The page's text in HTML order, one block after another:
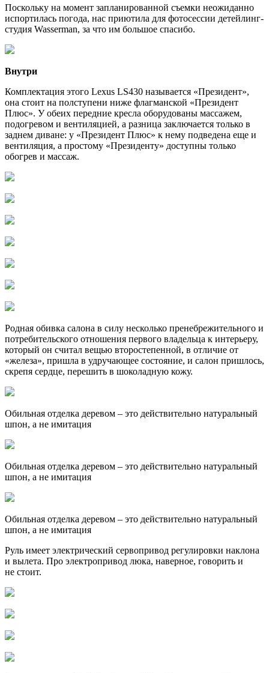
Поскольку на момент запланированной съемки неожиданно
испортилась погода, нас приютила для фотосессии детейлинг-
студия Wasserman, за что им большое спасибо.
Внутри
Комплектация этого Lexus LS430 называется «Президент»,
она стоит на полступени ниже флагманской «Президент
Плюс». У обеих передние кресла оборудованы массажем,
подогревом и вентиляцией, а разница заключается только в
заднем диване: у «Президент Плюс» к нему подведена еще и
вентиляция, а простому «Президенту» доступны только
обогрев и массаж.
Родная обивка салона в силу несколько пренебрежительного и
потребительского отношения первого владельца к интерьеру,
который он считал вещью второстепенной, в отличие от
«железа», пришла в удручающее состояние, и салон пришлось,
скрепя сердце, перешить в шоколадную кожу.
Обильная отделка деревом – это действительно натуральный
шпон, а не имитация
Обильная отделка деревом – это действительно натуральный
шпон, а не имитация
Обильная отделка деревом – это действительно натуральный
шпон, а не имитация
Руль имеет электрический сервопривод регулировки наклона
и вылета. Про электропривод люка, наверное, говорить и
не стоит.